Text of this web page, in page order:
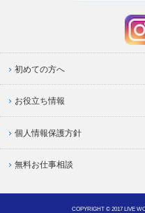
初めての方へ
お役立ち情報
個人情報保護方針
無料お仕事相談
COPYRIGHT © 2017 LIVE